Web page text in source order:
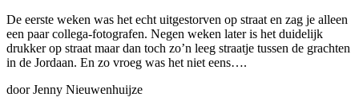
De eerste weken was het echt uitgestorven op straat en zag je alleen
een paar collega-fotografen. Negen weken later is het duidelijk
drukker op straat maar dan toch zo’n leeg straatje tussen de grachten
in de Jordaan. En zo vroeg was het niet eens….
door Jenny Nieuwenhuijze